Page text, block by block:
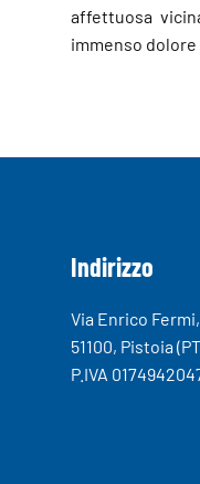
affettuosa
immenso dolore
Indirizzo
Via Enrico
51100, Pistoia
P.IVA